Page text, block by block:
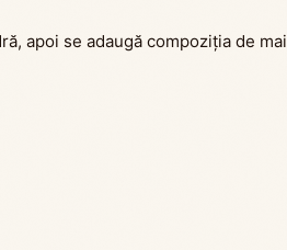
apoi se adaugă compoziția de mai